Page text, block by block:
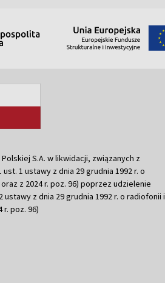
S.A. w likwidacji, związanych z
1 ustawy z dnia 29 grudnia 1992 r. o
z 2024 r. poz. 96) poprzez udzielenie
z dnia 29 grudnia 1992 r. o radiofonii i
r. poz. 96)